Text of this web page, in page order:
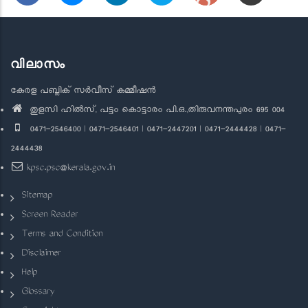
വിലാസം
കേരള പബ്ലിക് സർവീസ് കമ്മീഷൻ
തുളസി ഹിൽസ്, പട്ടം കൊട്ടാരം പി.ഒ.,തിരുവനന്തപുരം 695 004
0471-2546400 | 0471-2546401 | 0471-2447201 | 0471-2444428 | 0471-
2444438
kpsc.psc@kerala.gov.in
Sitemap
Screen Reader
Terms and Condition
Disclaimer
Help
Glossary